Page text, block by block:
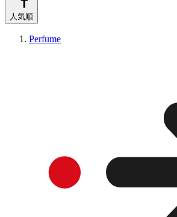
人気順
Perfume